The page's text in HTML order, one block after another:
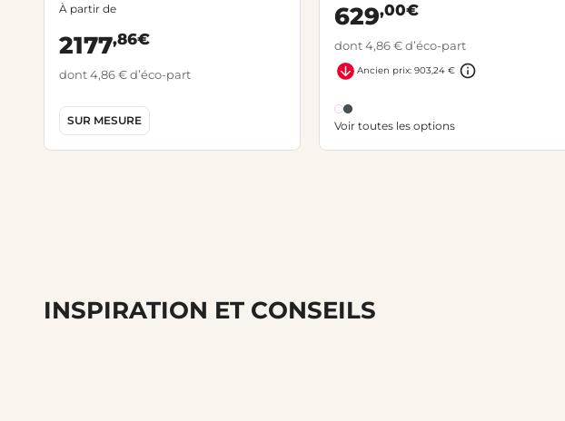
À partir de
2177,86€
dont 4,86 € d’éco-part
SUR MESURE
629,00€
dont 4,86 € d’éco-part
Ancien prix: 903,24 €
Voir toutes les options
INSPIRATION ET CONSEILS